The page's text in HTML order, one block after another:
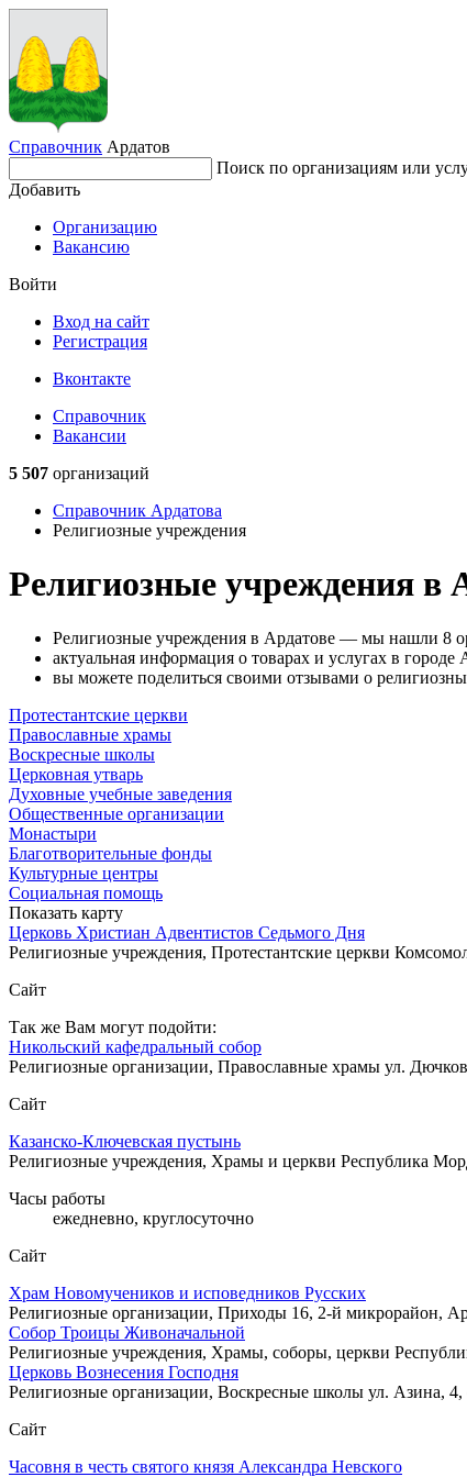
Справочник Ардатов
Поиск по организациям или
Добавить
Организацию
Вакансию
Войти
Вход на сайт
Регистрация
Вконтакте
Справочник
Вакансии
5 507 организаций
Справочник Ардатова
Религиозные учреждения
Религиозные учреждения в
Религиозные учреждения в Ардатове — мы нашли 8
актуальная информация о товарах и услугах в
вы можете поделиться своими отзывами о
Протестантские церкви
Православные храмы
Воскресные школы
Церковная утварь
Духовные учебные заведения
Общественные организации
Монастыри
Благотворительные фонды
Культурные центры
Социальная помощь
Показать карту
Церковь Христиан Адвентистов Седьмого Дня
Религиозные учреждения, Протестантские церкви
Сайт
Так же Вам могут подойти:
Никольский кафедральный собор
Религиозные организации, Православные храмы ул.
Сайт
Казанско-Ключевская пустынь
Религиозные учреждения, Храмы и церкви Республика
Часы работы
ежедневно, круглосуточно
Сайт
Храм Новомучеников и исповедников Русских
Религиозные организации, Приходы 16, 2-й микрорайон,
Собор Троицы Живоначальной
Религиозные учреждения, Храмы, соборы, церкви
Церковь Вознесения Господня
Религиозные организации, Воскресные школы ул. Азина, 4,
Сайт
Часовня в честь святого князя Александра Невского